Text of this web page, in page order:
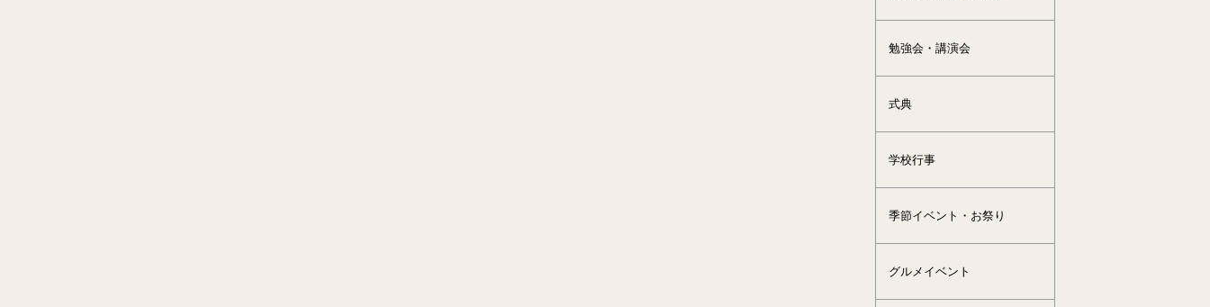
勉強会・講演会
式典
学校行事
季節イベント・お祭り
グルメイベント